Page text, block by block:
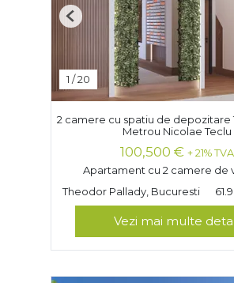
1 /20
Previous
2 camere cu spatiu de depozitare
Metrou Nicolae Teclu
100,500 € + 21% TVA
Apartament cu 2 camere de
Theodor Pallady, Bucuresti
Vezi mai multe